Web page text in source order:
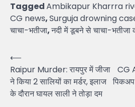
TaggedAmbikapur Kharrra
CG news,Surguja drowning
चाचा-भतीजा,नदी में डूबने से चाचा-भतीजा
Post
navigation
⟵
Raipur Murder: रायपुर में जीजा
ने किया 2 सालियों का मर्डर, इलाज
के दौरान घायल साली ने तोड़ा दम
CG